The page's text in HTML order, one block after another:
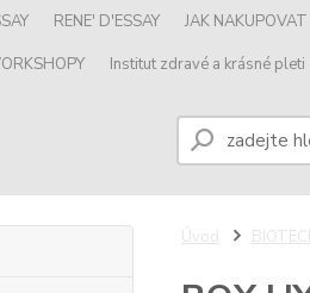
RENE' D'ESSAY JAK NAKUPOVAT
Institut zdravé a krásné pleti
Úvod